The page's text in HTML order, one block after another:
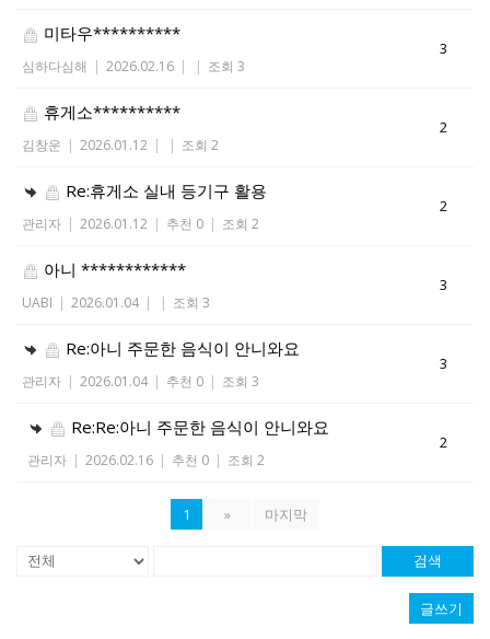
미타우**********
심하다심해 | 2026.02.16 | | 조회 3
3
휴게소**********
김창운 | 2026.01.12 | | 조회 2
2
Re:휴게소 실내 등기구 활용
관리자 | 2026.01.12 | 추천 0 | 조회 2
2
아니 ************
UABI | 2026.01.04 | | 조회 3
3
Re:아니 주문한 음식이 안니와요
관리자 | 2026.01.04 | 추천 0 | 조회 3
3
Re:Re:아니 주문한 음식이 안니와요
관리자 | 2026.02.16 | 추천 0 | 조회 2
2
1 » 마지막
검색
글쓰기